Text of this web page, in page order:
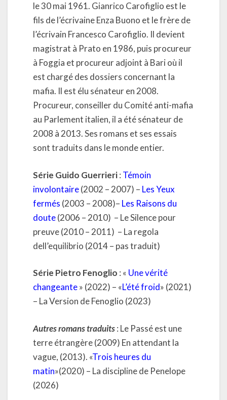
le 30 mai 1961. Gianrico Carofiglio est le
fils de l’écrivaine Enza Buono et le frère de
l’écrivain Francesco Carofiglio. Il devient
magistrat à Prato en 1986, puis procureur
à Foggia et procureur adjoint à Bari où il
est chargé des dossiers concernant la
mafia. Il est élu sénateur en 2008.
Procureur, conseiller du Comité anti-mafia
au Parlement italien, il a été sénateur de
2008 à 2013. Ses romans et ses essais
sont traduits dans le monde entier.
Série Guido Guerrieri: Témoin
involontaire(2002 – 2007) – Les Yeux
fermés (2003 – 2008)– Les Raisons du
doute(2006 – 2010) – Le Silence pour
preuve (2010 – 2011) – La regola
dell’equilibrio (2014 – pas traduit)
Série Pietro Fenoglio : « Une vérité
changeante» (2022) – «L’été froid» (2021)
– La Version de Fenoglio (2023)
Autres romans traduits: Le Passé est une
terre étrangère (2009) En attendant la
vague, (2013). «Trois heures du
matin»(2020) – La discipline de Penelope
(2026)